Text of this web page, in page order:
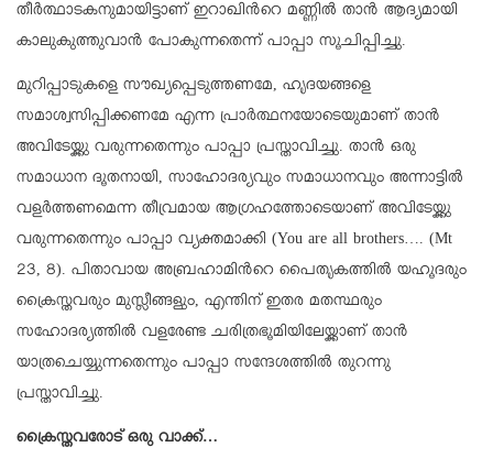
തീർത്ഥാടകനുമായിട്ടാണ് ഇറാഖിന്‍റെ മണ്ണിൽ താൻ ആദ്യമായി
കാലുകുത്തുവാൻ പോകുന്നതെന്ന് പാപ്പാ സൂചിപ്പിച്ചു.
മുറിപ്പാടുകളെ സൗഖ്യപ്പെടുത്തണമേ, ഹൃദയങ്ങളെ
സമാശ്വസിപ്പിക്കണമേ എന്ന പ്രാർത്ഥനയോടെയുമാണ് താൻ
അവിടേയ്ക്കു വരുന്നതെന്നും പാപ്പാ പ്രസ്താവിച്ചു. താൻ ഒരു
സമാധാന ദൂതനായി, സാഹോദര്യവും സമാധാനവും അന്നാട്ടിൽ
വളർത്തണമെന്ന തീവ്രമായ ആഗ്രഹത്തോടെയാണ് അവിടേയ്ക്കു
വരുന്നതെന്നും പാപ്പാ വ്യക്തമാക്കി (You are all brothers…. (Mt
23, 8). പിതാവായ അബ്രഹാമിന്‍റെ പൈതൃകത്തിൽ യഹൂദരും
ക്രൈസ്തവരും മുസ്ലീങ്ങളും, എന്തിന് ഇതര മതസ്ഥരും
സഹോദര്യത്തിൽ വളരേണ്ട ചരിത്രഭൂമിയിലേയ്ക്കാണ് താൻ
യാത്രചെയ്യുന്നതെന്നും പാപ്പാ സന്ദേശത്തിൽ തുറന്നു
പ്രസ്താവിച്ചു.
ക്രൈസ്തവരോട് ഒരു വാക്ക്…